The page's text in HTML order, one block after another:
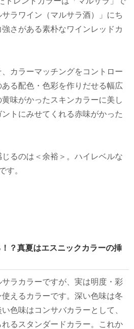
ラワイン（マルサラ酒）」にち
さがある素朴なワインレッドカ
カラーマッチングをコントロー
る配色・色彩を作りだせる幅広
味がかったスキンカラーに美し
トにみせてくれる赤味がかった
じるのは＜余裕＞。ハイレベルな
す。
？真夏はエスニックカラーの挿
ラカラーですが、実は明度・彩
えるカラーです。深い色味は冬
色味はコンサバカラーとして、
るスタンダードカラー。これか